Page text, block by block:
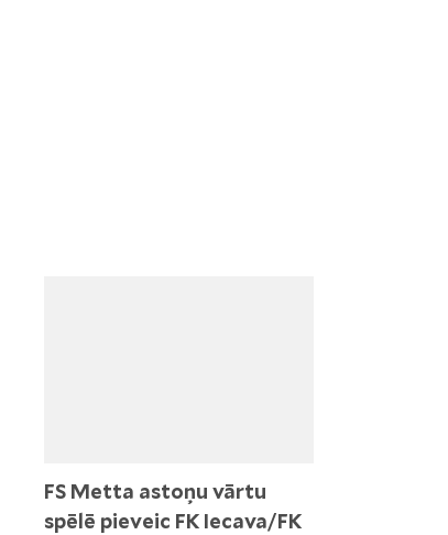
FS Metta astoņu vārtu
spēlē pieveic FK Iecava/FK